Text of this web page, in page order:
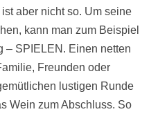
aber nicht so. Um seine
kann man zum Beispiel
– SPIELEN. Einen netten
Freunden oder
lustigen Runde
Wein zum Abschluss. So